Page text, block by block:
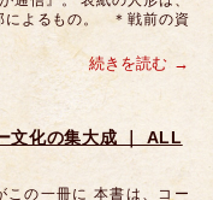
によるもの。 ＊戦前の資
続きを読む
文化の集大成 ｜ ALL
の一冊に 本書は、コー